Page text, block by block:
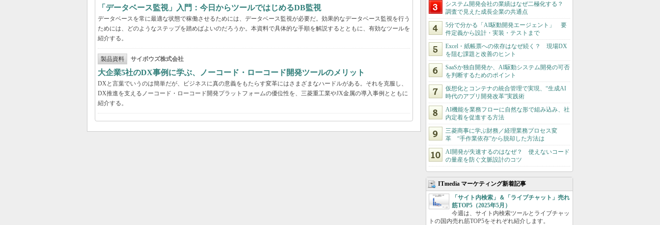
「データベース監視」入門：今日からツールではじめるDB監視
データベースを常に最適な状態で稼働させるためには、データベース監視が必要だ。効果的なデータベース監視を行う
ためには、どのようなステップを踏めばよいのだろうか。本資料で具体的な手順を解説するとともに、有効なツールを
紹介する。
製品資料 サイボウズ株式会社
大企業5社のDX事例に学ぶ、ノーコード・ローコード開発ツールのメリット
DXと言葉でいうのは簡単だが、ビジネスに真の意義をもたらす変革にはさまざまなハードルがある。それを克服し、
DX推進を支えるノーコード・ローコード開発プラットフォームの優位性を、三菱重工業やJX金属の導入事例とともに
紹介する。
システム開発会社の業績はなぜ二極化する？
調査で見えた成長企業の共通点
5分で分かる「AI駆動開発エージェント」 要
件定義から設計・実装・テストまで
Excel・紙帳票への依存はなぜ続く？ 現場DX
を阻む課題と改善のヒント
SaaSか独自開発か、AI駆動システム開発の可否
を判断するためのポイント
仮想化とコンテナの統合管理で実現、“生成AI
時代のアプリ開発改革”実践術
AI機能を業務フローに自然な形で組み込み、社
内定着を促進する方法
三菱商事に学ぶ財務／経理業務プロセス変
革 “手作業依存”から脱却した方法は
AI開発が失速するのはなぜ？ 使えないコード
の量産を防ぐ文脈設計のコツ
ITmedia マーケティング新着記事
「サイト内検索」＆「ライブチャット」売れ
筋TOP5（2025年5月）
今週は、サイト内検索ツールとライブチャッ
トの国内売れ筋TOP5をそれぞれ紹介します。